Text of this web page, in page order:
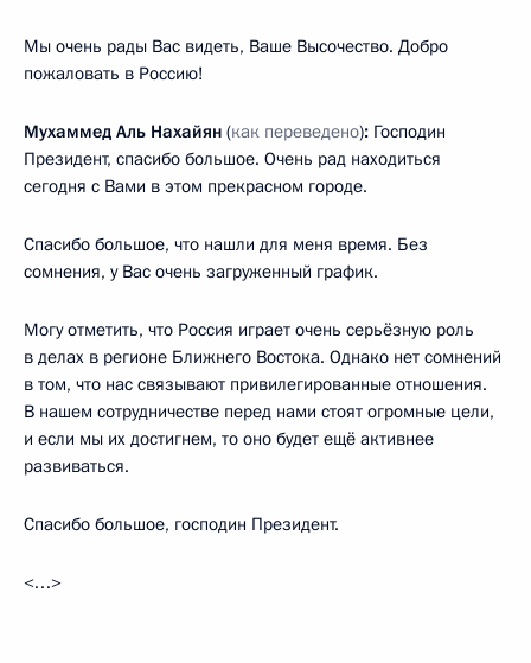
Мы очень рады Вас видеть, Ваше Высочество. Добро
пожаловать в Россию!
Мухаммед Аль Нахайян (как переведено): Господин
Президент, спасибо большое. Очень рад находиться
сегодня с Вами в этом прекрасном городе.
Спасибо большое, что нашли для меня время. Без
сомнения, у Вас очень загруженный график.
Могу отметить, что Россия играет очень серьёзную роль
в делах в регионе Ближнего Востока. Однако нет сомнений
в том, что нас связывают привилегированные отношения.
В нашем сотрудничестве перед нами стоят огромные цели,
и если мы их достигнем, то оно будет ещё активнее
развиваться.
Спасибо большое, господин Президент.
<…>